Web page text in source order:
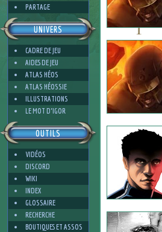
PARTAGE
UNIVERS
CADRE DE JEU
AIDES DE JEU
ATLAS HÉOS
ATLAS HÉOSSIE
ILLUSTRATIONS
LE MOT D'IGOR
OUTILS
VIDÉOS
DISCORD
WIKI
INDEX
GLOSSAIRE
RECHERCHE
BOUTIQUES ET ASSOS
3
1